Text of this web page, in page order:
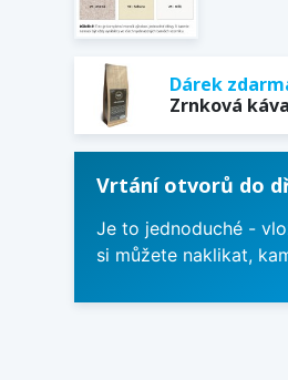
Dárek
Zrnková
Vrtání otvorů do
Je to jednoduché -
si můžete naklikat,